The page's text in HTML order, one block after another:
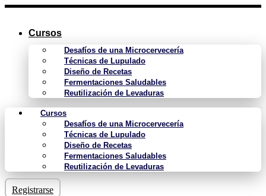
Ir
contenidoCursos
Desafíos de una Microcervecería
Técnicas de Lupulado
Diseño de Recetas
Fermentaciones Saludables
Reutilización de Levaduras
Cursos
Desafíos de una Microcervecería
Técnicas de Lupulado
Diseño de Recetas
Fermentaciones Saludables
Reutilización de Levaduras
Registrarse